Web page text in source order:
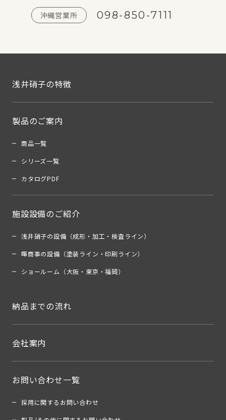
沖縄営業所 098-850-7111
浅井硝子の特徴
製品のご案内
商品一覧
シリーズ一覧
カタログPDF
施設設備のご紹介
浅井硝子の設備（成形・加工・検査ライン）
暉商事の設備（塗装ライン・印刷ライン）
ショールーム（大阪・東京・福岡）
納品までの流れ
会社案内
お問い合わせ一覧
採用に関するお問い合わせ